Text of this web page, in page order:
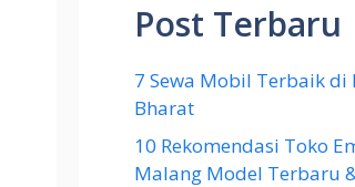
Post Terbaru
7 Sewa Mobil Terbaik di
Bharat
10 Rekomendasi Toko
Malang Model Terbaru